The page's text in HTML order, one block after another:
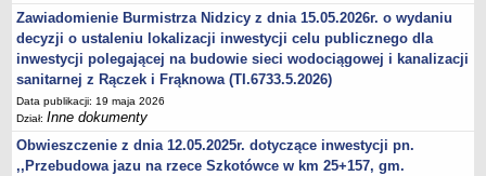
Zawiadomienie Burmistrza Nidzicy z dnia 15.05.2026r. o wydaniu
decyzji o ustaleniu lokalizacji inwestycji celu publicznego dla
inwestycji polegającej na budowie sieci wodociągowej i kanalizacji
sanitarnej z Rączek i Frąknowa (TI.6733.5.2026)
Data publikacji: 19 maja 2026
Dział:Inne dokumenty
Obwieszczenie z dnia 12.05.2025r. dotyczące inwestycji pn.
,,Przebudowa jazu na rzece Szkotówce w km 25+157, gm.